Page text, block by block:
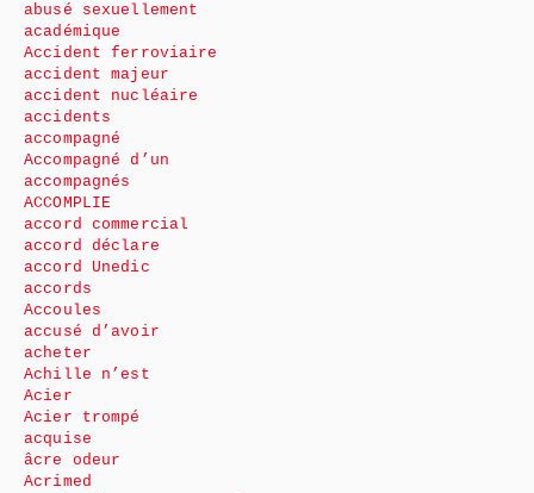
abusé sexuellement
académique
Accident ferroviaire
accident majeur
accident nucléaire
accidents
accompagné
Accompagné d’un
accompagnés
ACCOMPLIE
accord commercial
accord déclare
accord Unedic
accords
Accoules
accusé d’avoir
acheter
Achille n’est
Acier
Acier trompé
acquise
âcre odeur
Acrimed